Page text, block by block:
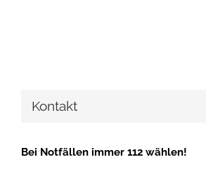
Kontakt
Bei Notfällen immer 112 wählen!